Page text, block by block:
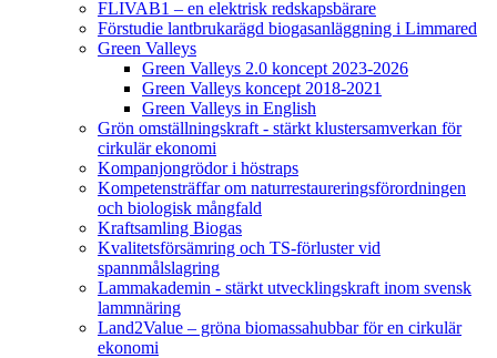
FLIVAB1 – en elektrisk redskapsbärare
Förstudie lantbrukarägd biogasanläggning i Limmared
Green Valleys
Green Valleys 2.0 koncept 2023-2026
Green Valleys koncept 2018-2021
Green Valleys in English
Grön omställningskraft - stärkt klustersamverkan för
cirkulär ekonomi
Kompanjongrödor i höstraps
Kompetensträffar om naturrestaureringsförordningen
och biologisk mångfald
Kraftsamling Biogas
Kvalitetsförsämring och TS-förluster vid
spannmålslagring
Lammakademin - stärkt utvecklingskraft inom svensk
lammnäring
Land2Value – gröna biomassahubbar för en cirkulär
ekonomi